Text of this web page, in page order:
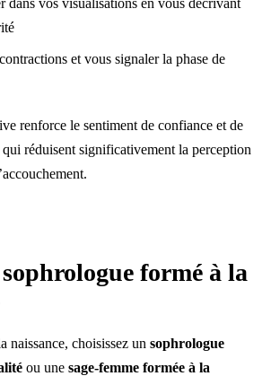
et vous signaler la phase de
renforce le sentiment de confiance et de
réduisent significativement la perception
formé à la
naissance, choisissez un sophrologue
ou une sage-femme formée à la